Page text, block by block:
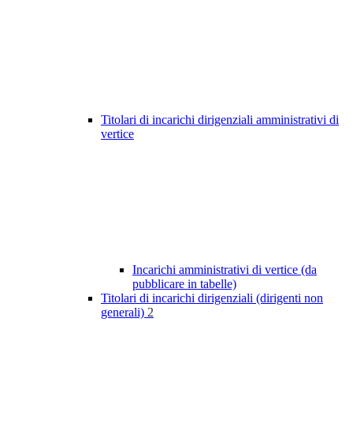
Titolari di incarichi dirigenziali amministrativi di
vertice
Incarichi amministrativi di vertice (da
pubblicare in tabelle)
Titolari di incarichi dirigenziali (dirigenti non
generali) 2